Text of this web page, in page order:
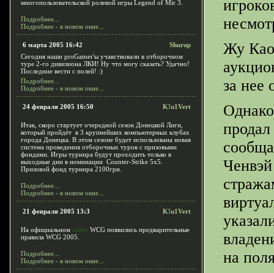
многопользовательской ролевой игры Legend of Mir 3.
Подробнее...
Подробнее - в новом окне...
6 марта 2005 16:42
Shurup
Сегодня наши proGamer'ы учавствовали в отборочном
туре 2-го дивизиона ЛКИ! Ну что могу сказать? Удачно!
Последние вести с полей! :)
Подробнее...
Подробнее - в новом окне...
24 февраля 2005 16:50 K!u1Vert
Итак, скоро стартует очередной сезон Донецкой Лиги,
который пройдёт в 3 крупнейших компьютерных клубах
города Донецка. В этом сезоне будет использована новая
система проведения отборочных туров с призовыми
фондами. Игры турнира будут проходить только в
выходные дни в номинации Counter-Strike 5х5.
Призовой фонд турнира 2100грн.
Подробнее...
Подробнее - в новом окне...
21 февраля 2005 13:3 K!u1Vert
На официальном сайте WCG появились предварительные
правила WCG 2005.
Подробнее...
Подробнее - в новом окне...
Жу
за нее
на